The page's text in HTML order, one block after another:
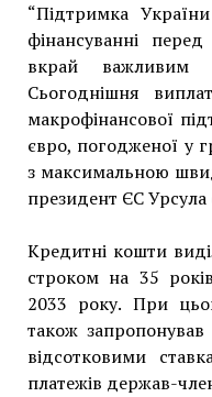
“Підтримка
фінансуванні
вкрай важливим
Сьогоднішня
макрофінансової
євро, погодженої у
з максимальною
президент ЄС
Кредитні кошти
строком на 35
2033 року. При
також
відсотковими
платежів держав-